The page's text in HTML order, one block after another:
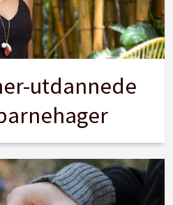
utdannede